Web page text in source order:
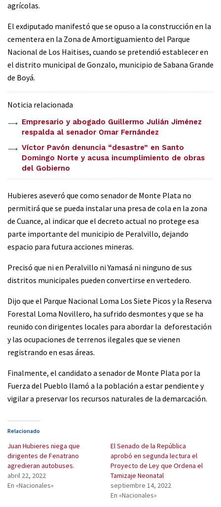
agrícolas.
El exdiputado manifestó que se opuso a la construcción en la
cementera en la Zona de Amortiguamiento del Parque
Nacional de Los Haitises, cuando se pretendió establecer en
el distrito municipal de Gonzalo, municipio de Sabana Grande
de Boyá.
Noticia relacionada
Empresario y abogado Guillermo Julián Jiménez
respalda al senador Omar Fernández
Víctor Pavón denuncia “desastre” en Santo
Domingo Norte y acusa incumplimiento de obras
del Gobierno
Hubieres aseveró que como senador de Monte Plata no
permitirá que se pueda instalar una presa de cola en la zona
de Cuance, al indicar que el decreto actual no protege esa
parte importante del municipio de Peralvillo, dejando
espacio para futura acciones mineras.
Precisó que ni en Peralvillo ni Yamasá ni ninguno de sus
distritos municipales pueden convertirse en vertedero.
Dijo que el Parque Nacional Loma Los Siete Picos y la Reserva
Forestal Loma Novillero, ha sufrido desmontes y que se ha
reunido con dirigentes locales para abordar la deforestación
y las ocupaciones de terrenos ilegales que se vienen
registrando en esas áreas.
Finalmente, el candidato a senador de Monte Plata por la
Fuerza del Pueblo llamó a la población a estar pendiente y
vigilar a preservar los recursos naturales de la demarcación.
Relacionado
Juan Hubieres niega que
dirigentes de Fenatrano
agredieran autobuses.
abril 22, 2022
En «Nacionales»
El Senado de la República
aprobó en segunda lectura el
Proyecto de Ley que Ordena el
Tamizaje Neonatal
septiembre 14, 2022
En «Nacionales»